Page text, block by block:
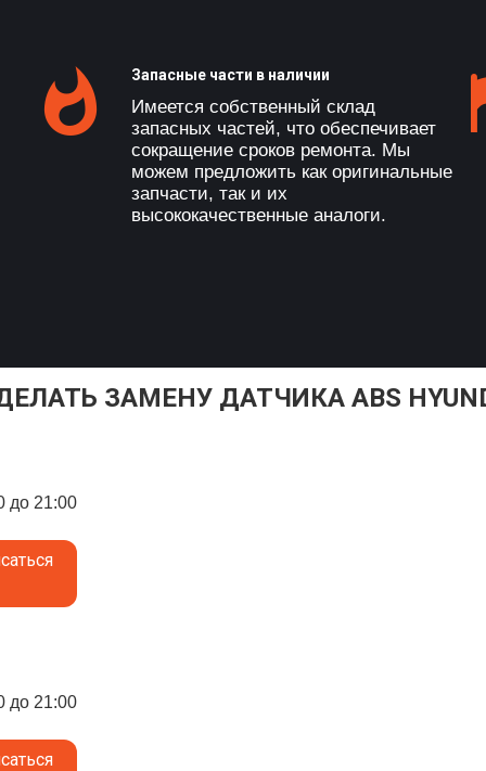
Запасные части в наличии
Имеется собственный склад
запасных частей, что обеспечивает
сокращение сроков ремонта. Мы
можем предложить как оригинальные
запчасти, так и их
высококачественные аналоги.
ЗАМЕНУ ДАТЧИКА ABS
до 21:00
до 21:00